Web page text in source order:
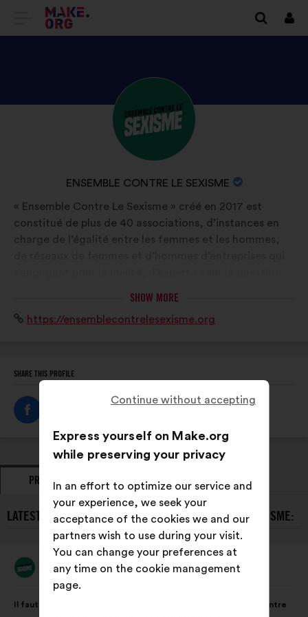
GO
MAKE.ORG
WEBSITE
Log
in
DISCOVER
ENSEMBLE
CONTRE
PROFILE
NAME
YOUR
ORGANIZATION:
ENSEMBLE CONTRE LE SEXISME
Brief
biography:
« Ensemble Contre Le Sexisme » créé en 2017 est
constitué de plus de 40 associations, d’instances en
charge de l’égalité entre les femmes et les hommes,
secteurs.
SHOW MORE
Website:
https://ensemblecontrelesexisme.org
SHARE THIS PROFILE
PROPOSALS OPINIONS
LATEST PROPOSALS FROM ENSEMBLE CONTRE LE SEXISME:
Proposal
Ensemble Contre Le Sexisme
Proposal
content
Il faut créer une journée nationale de mobilisation annuelle contre
the
Continue without accepting
Express yourself on Make.org
while preserving your privacy
In an effort to optimize our service and
your experience, we seek your
acceptance of the cookies we and our
partners wish to use during your visit.
You can change your preferences at
any time on the cookie management
page.